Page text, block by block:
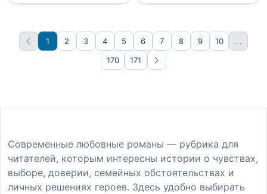
1 2 3 4 5 6 7 8 9 10
...
170
171 Вперёд
Современные любовные романы — рубрика для
читателей, которым интересны истории о чувствах,
выборе, доверии, семейных обстоятельствах и
личных решениях героев. Здесь удобно выбирать